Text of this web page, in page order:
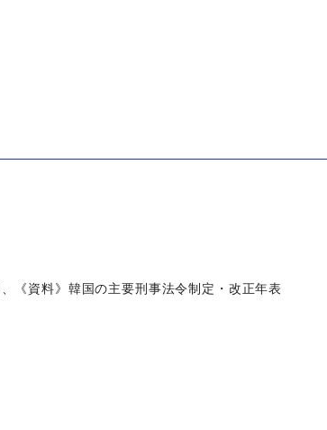
《資料》韓国の主要刑事法令制定・改正年表